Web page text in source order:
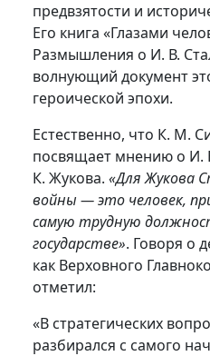
предвзятости и
Его книга «Глазами
Размышления о И. В.
волнующий документ
героической эпохи.
Естественно, что К. М.
посвящает мнению о И.
К. Жукова. «Для Жукова
войны — это человек,
самую трудную
государстве». Говоря о
как Верховного
отметил:
«В стратегических
разбирался с самого